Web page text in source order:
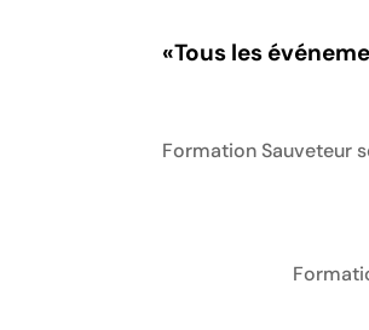
«Tous les
Formation Sauveteur